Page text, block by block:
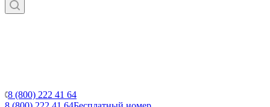
8 (800) 222 41 64